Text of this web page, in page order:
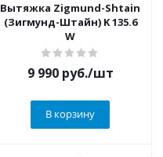
Вытяжка Zigmund-Shtain
(Зигмунд-Штайн) K 135.6
W
9 990руб./шт
В корзину